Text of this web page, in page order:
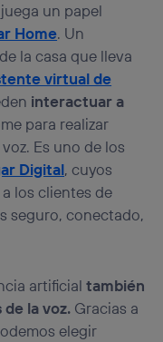
un papel
Home. Un
la casa que lleva
virtual de
interactuar a
para realizar
Es uno de los
Digital, cuyos
los clientes de
seguro, conectado,
artificialtambién
la voz. Gracias a
elegir